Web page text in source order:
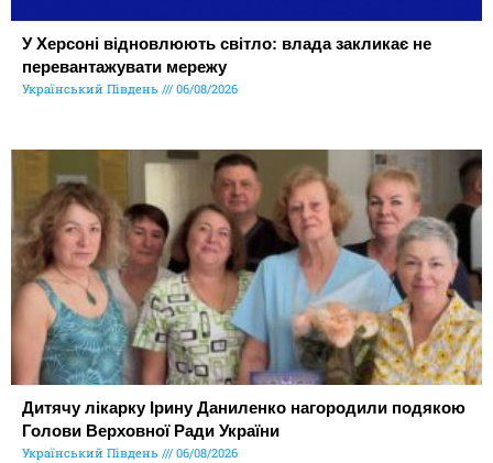
У Херсоні відновлюють світло: влада закликає не
перевантажувати мережу
Український Південь 06/08/2026
Дитячу лікарку Ірину Даниленко нагородили подякою
Голови Верховної Ради України
Український Південь 06/08/2026